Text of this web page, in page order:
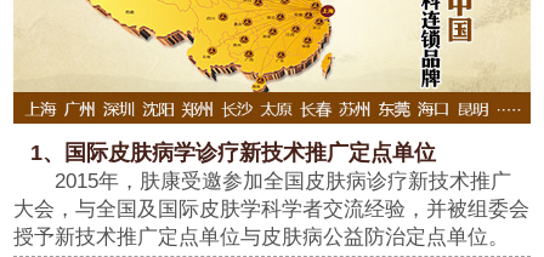
1、国际皮肤病学诊疗新技术推广定点单位
2015年，肤康受邀参加全国皮肤病诊疗新技术推广
大会，与全国及国际皮肤学科学者交流经验，并被组委会
授予新技术推广定点单位与皮肤病公益防治定点单位。